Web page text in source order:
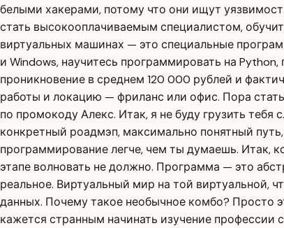
белыми хакерами, потому что они ищут
стать высокооплачиваемым специалистом,
виртуальных машинах — это специальные
и Windows, научитесь программировать на
проникновение в среднем 120 000 рублей и
работы и локацию — фриланс или офис. Пора
по промокоду Алекс. Итак, я не буду грузить
конкретный роадмэп, максимально понятный
программирование легче, чем ты думаешь. Итак,
этапе волновать не должно. Программа — это
реальное. Виртуальный мир на той виртуальной,
данных. Почему такое необычное комбо? Просто
кажется странным начинать изучение профессии